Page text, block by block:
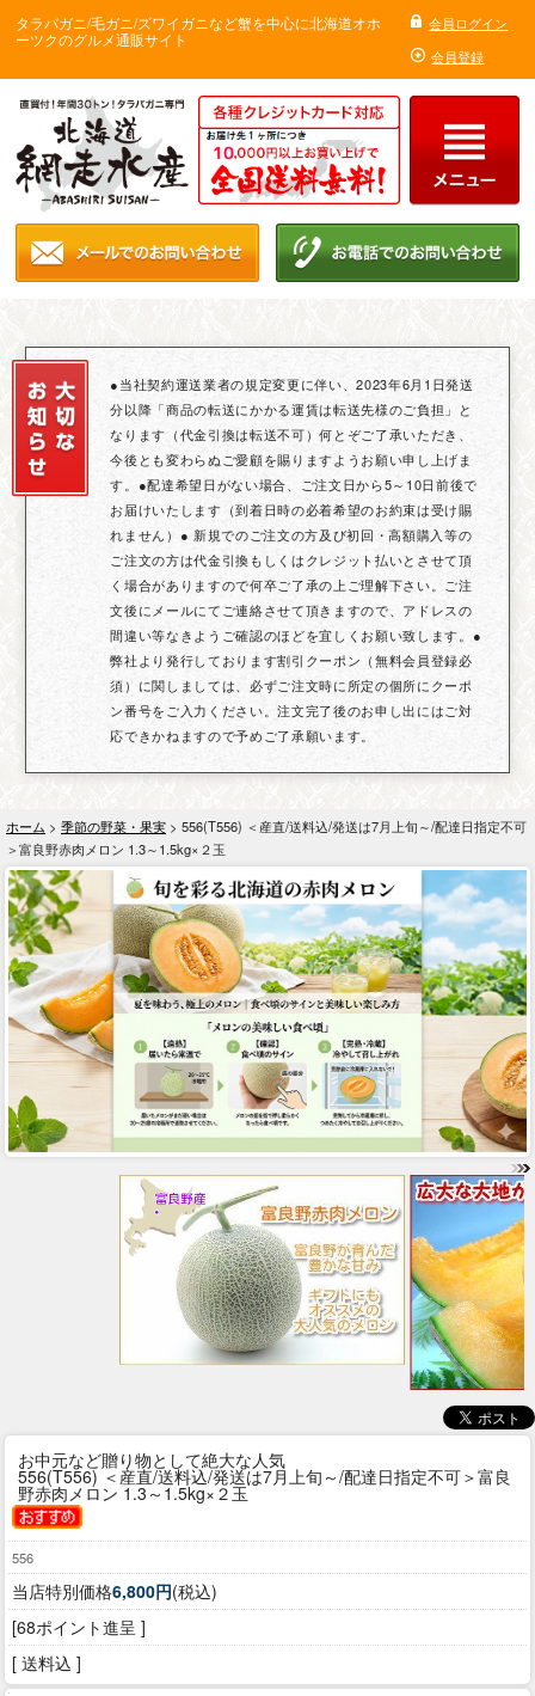
タラバガニ/毛ガニ/ズワイガニなど蟹を中心に北海道オホ
ーツクのグルメ通販サイト
会員ログイン
会員登録
●当社契約運送業者の規定変更に伴い、2023年6月1日発送
分以降「商品の転送にかかる運賃は転送先様のご負担」と
なります（代金引換は転送不可）何とぞご了承いただき、
今後とも変わらぬご愛顧を賜りますようお願い申し上げま
す。●配達希望日がない場合、ご注文日から5～10日前後で
お届けいたします（到着日時の必着希望のお約束は受け賜
れません）● 新規でのご注文の方及び初回・高額購入等の
ご注文の方は代金引換もしくはクレジット払いとさせて頂
く場合がありますので何卒ご了承の上ご理解下さい。ご注
文後にメールにてご連絡させて頂きますので、アドレスの
間違い等なきようご確認のほどを宜しくお願い致します。●
弊社より発行しております割引クーポン（無料会員登録必
須）に関しましては、必ずご注文時に所定の個所にクーポ
ン番号をご入力ください。注文完了後のお申し出にはご対
応できかねますので予めご了承願います。
ホーム > 季節の野菜・果実 > 556(T556) ＜産直/送料込/発送は7月上旬～/配達日指定不可
＞富良野赤肉メロン 1.3～1.5kg×２玉
お中元など贈り物として絶大な人気
556(T556) ＜産直/送料込/発送は7月上旬～/配達日指定不可＞富良
野赤肉メロン 1.3～1.5kg×２玉
556
当店特別価格6,800円(税込)
[68ポイント進呈 ]
[ 送料込 ]